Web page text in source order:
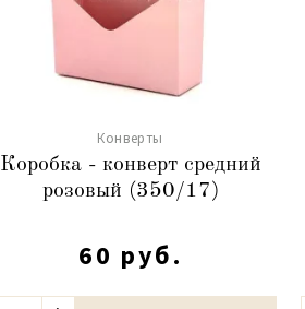
Конверты
Коробка - конверт средний
розовый (350/17)
60 руб.